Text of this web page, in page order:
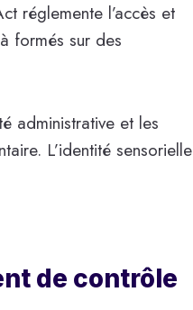
réglemente l’accès et
formés sur des
administrative et les
L’identité sensorielle
de contrôle